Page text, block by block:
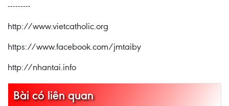
---------
http://www.vietcatholic.org
https://www.facebook.com/jmtaiby
http://nhantai.info
Bài có liên quan